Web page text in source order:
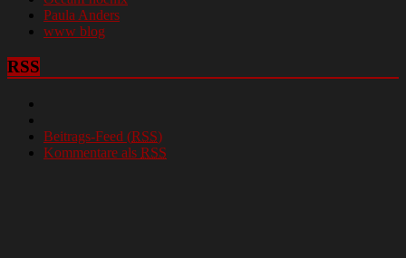
Paula Anders
www blog
RSS
Beitrags-Feed (RSS)
Kommentare als RSS